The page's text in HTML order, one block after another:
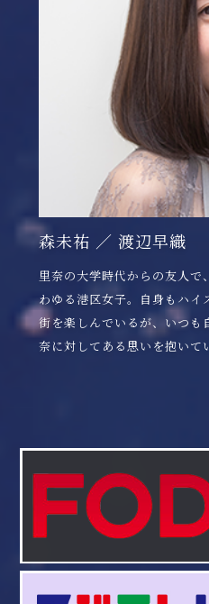
森未祐 ／ 渡辺早織
里奈の大学時代からの友人で
わゆる港区女子。自身もハイ
街を楽しんでいるが、いつも
奈に対してある思いを抱いて